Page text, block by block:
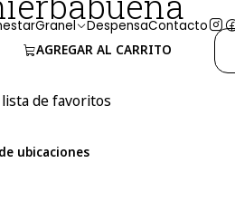
Granel DespensaContacto
AGREGAR AL CARRITO
de favoritos
ubicaciones